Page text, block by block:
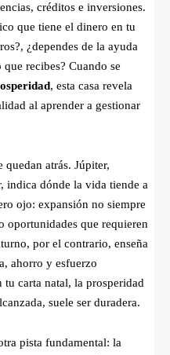
créditos e inversiones.
que tiene el dinero en tu
¿dependes de la ayuda
recibes? Cuando se
, esta casa revela
al aprender a gestionar
quedan atrás. Júpiter,
indica dónde la vida tiende a
ojo: expansión no siempre
oportunidades que requieren
por el contrario, enseña
ahorro y esfuerzo
carta natal, la prosperidad
suele ser duradera.
pista fundamental: la